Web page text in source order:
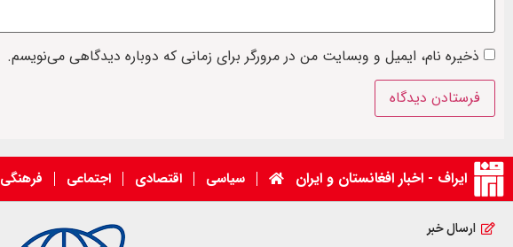
ذخیره نام، ایمیل و وبسایت من در مرورگر برای زمانی که دوباره دیدگاهی می‌نویسم.
ایراف - اخبار افغانستان و ایران سیاسی اقتصادی اجتماعی فرهنگی
ارسال خبر